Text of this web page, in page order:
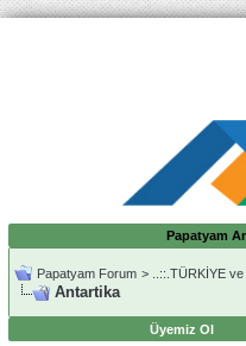
Papatyam
Papatyam Forum > ..::.TÜRKİYE
Antartika
Üyemiz Ol